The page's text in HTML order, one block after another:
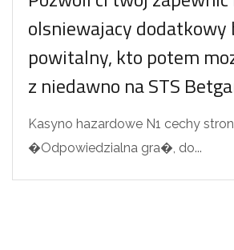
olsniewajacy dodatkowy
powitalny, kto potem
z niedawno na STS
Kasyno hazardowe N1 cechy
�Odpowiedzialna gra�, do...